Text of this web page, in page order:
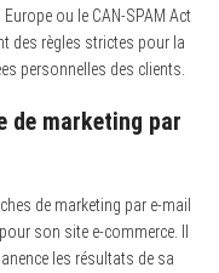
ou le CAN-SPAM Act
des règles strictes pour la
personnelles des clients.
de marketing par
de marketing par e-mail
son site e-commerce. Il
les résultats de sa